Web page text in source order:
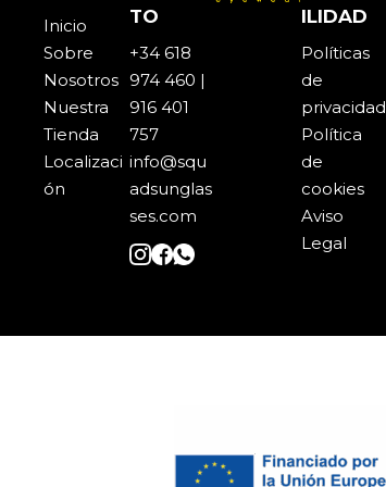
Inicio
Sobre
Nosotros
Nuestra
Tienda
Localizaci
ón
TO
+34 618
974 460 |
916 401
757
info@squ
adsunglas
ses.com
ILIDAD
Políticas
de
privacidad
Política
de
cookies
Aviso
Legal